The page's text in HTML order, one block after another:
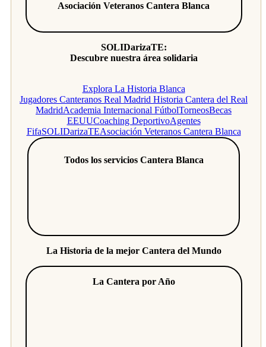
Asociación Veteranos Cantera Blanca
SOLIDarizaTE:
Descubre nuestra área solidaria
Explora La Historia Blanca
Jugadores Canteranos Real Madrid Historia Cantera del Real
MadridAcademia Internacional FútbolTorneosBecas
EEUUCoaching DeportivoAgentes
FifaSOLIDarizaTEAsociación Veteranos Cantera Blanca
Todos los servicios Cantera Blanca
La Historia de la mejor Cantera del Mundo
La Cantera por Año